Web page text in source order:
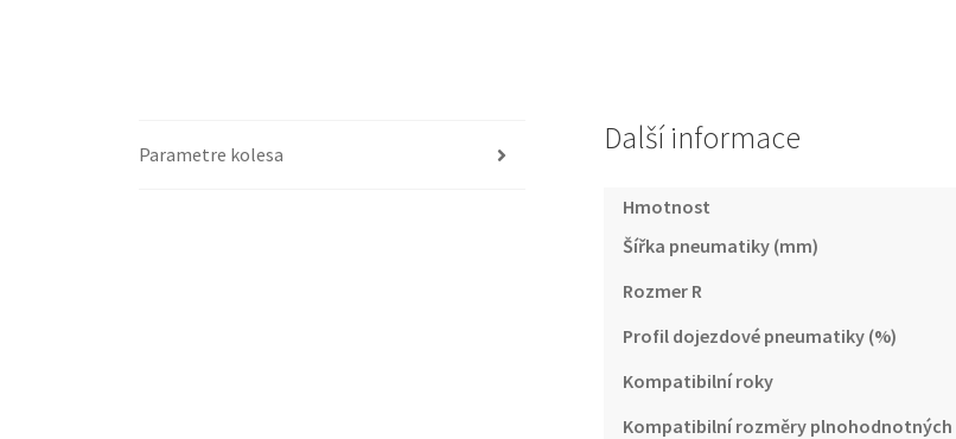
Parametre kolesa Další informace
Hmotnost
Šířka pneumatiky (mm)
Rozmer R
Profil dojezdové pneumatiky (%)
Kompatibilní roky
Kompatibilní rozměry plnohodnotných